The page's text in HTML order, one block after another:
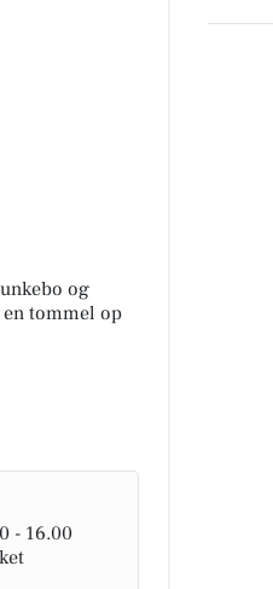
og
tommel op
- 16.00